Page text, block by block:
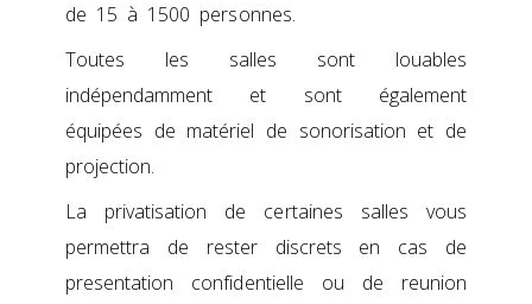
de 15 à 1500 personnes.
Toutes les salles sont louables
indépendamment et sont également
équipées de matériel de sonorisation et de
projection.
La privatisation de certaines salles vous
permettra de rester discrets en cas de
presentation confidentielle ou de reunion